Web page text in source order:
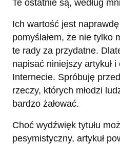
Te ostatnie są, według
Ich wartość jest
pomyślałem, że nie tylko
te rady za przydatne.
napisać niniejszy artykuł
Internecie. Spróbuję
rzeczy, których młodzi
bardzo żałować.
Choć wydźwięk tytułu
pesymistyczny, artykuł